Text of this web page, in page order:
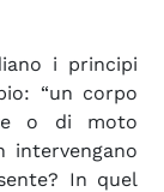
i principi
“un corpo
o di moto
intervengano
In quel